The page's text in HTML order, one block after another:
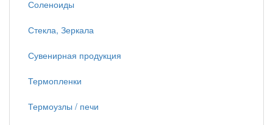
Соленоиды
Стекла, Зеркала
Сувенирная продукция
Термопленки
Термоузлы / печи